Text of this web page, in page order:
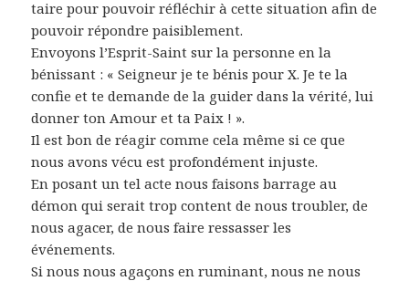
taire pour pouvoir réfléchir à cette situation afin de
pouvoir répondre paisiblement.
Envoyons l’Esprit-Saint sur la personne en la
bénissant : « Seigneur je te bénis pour X. Je te la
confie et te demande de la guider dans la vérité, lui
donner ton Amour et ta Paix ! ».
Il est bon de réagir comme cela même si ce que
nous avons vécu est profondément injuste.
En posant un tel acte nous faisons barrage au
démon qui serait trop content de nous troubler, de
nous agacer, de nous faire ressasser les
événements.
Si nous nous agaçons en ruminant, nous ne nous